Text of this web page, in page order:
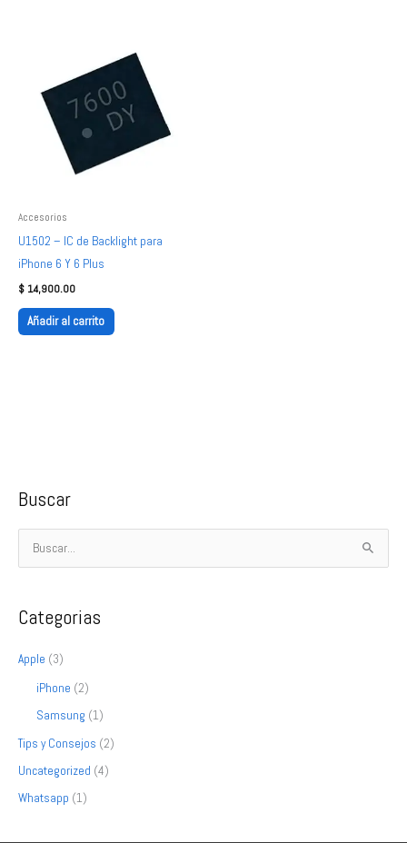
Accesorios
U1502 – IC de Backlight para
iPhone 6 Y 6 Plus
$ 14,900.00
Añadir al carrito
Buscar
c
r
:
Categorias
Apple (3)
iPhone (2)
Samsung (1)
Tips y Consejos (2)
Uncategorized (4)
Whatsapp (1)